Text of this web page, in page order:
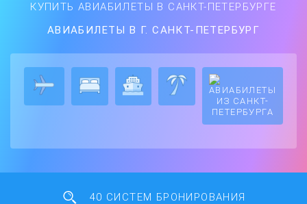
КУПИТЬ АВИАБИЛЕТЫ В САНКТ-ПЕТЕРБУРГЕ
АВИАБИЛЕТЫ В Г. САНКТ-ПЕТЕРБУРГ
40 СИСТЕМ БРОНИРОВАНИЯ